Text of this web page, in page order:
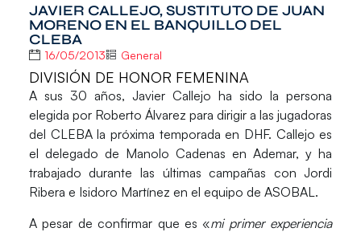
JAVIER CALLEJO, SUSTITUTO DE JUAN
MORENO EN EL BANQUILLO DEL
CLEBA
16/05/2013 General
DIVISIÓN DE HONOR FEMENINA
A sus 30 años, Javier Callejo ha sido la persona
elegida por Roberto Álvarez para dirigir a las jugadoras
del CLEBAla próxima temporada en DHF. Callejo es
el delegado de Manolo Cadenas en Ademar, y ha
trabajado durante las últimas campañas con Jordi
Ribera e Isidoro Martínez en el equipo de ASOBAL.
A pesar de confirmar que es «mi primer experiencia